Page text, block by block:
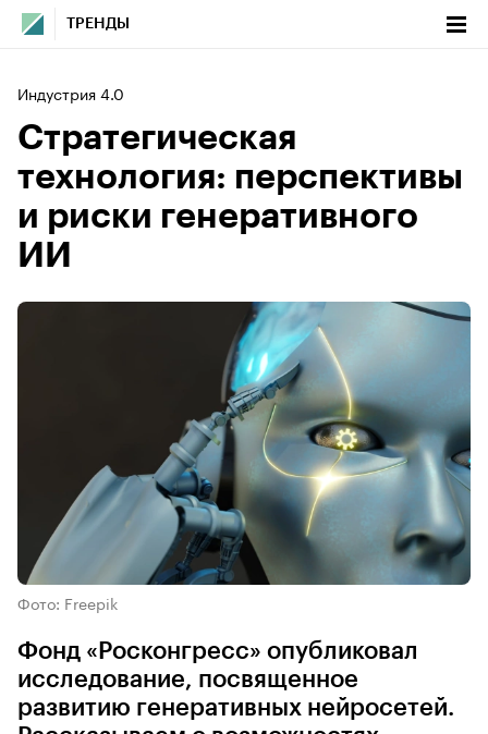
ТРЕНДЫ
Индустрия 4.0
Стратегическая
технология: перспективы
и риски генеративного
ИИ
Фото: Freepik
Фонд «Росконгресс» опубликовал
исследование, посвященное
развитию генеративных нейросетей.